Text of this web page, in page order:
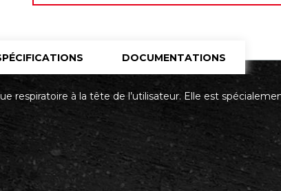
DOCUMENTATIONS
respiratoire à la tête de l’utilisateur. Elle est